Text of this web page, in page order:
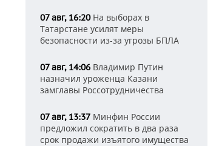
07 авг, 16:20На выборах в
Татарстане усилят меры
безопасности из-за угрозы БПЛА
07 авг, 14:06 Владимир Путин
назначил уроженца Казани
замглавы Россотрудничества
07 авг, 13:37 Минфин России
предложил сократить в два раза
срок продажи изъятого имущества